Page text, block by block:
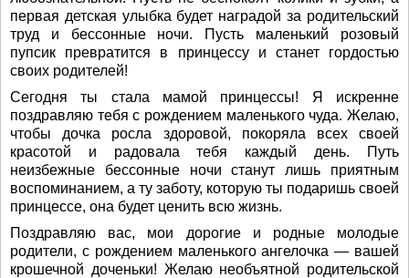
первая детская улыбка будет наградой за родительский
труд и бессонные ночи. Пусть маленький розовый
пупсик превратится в принцессу и станет гордостью
своих родителей!
Сегодня ты стала мамой принцессы! Я искренне
поздравляю тебя с рождением маленького чуда. Желаю,
чтобы дочка росла здоровой, покоряла всех своей
красотой и радовала тебя каждый день. Путь
неизбежные бессонные ночи станут лишь приятным
воспоминанием, а ту заботу, которую ты подаришь своей
принцессе, она будет ценить всю жизнь.
Поздравляю вас, мои дорогие и родные молодые
родители, с рождением маленького ангелочка — вашей
крошечной доченьки! Желаю необъятной родительской